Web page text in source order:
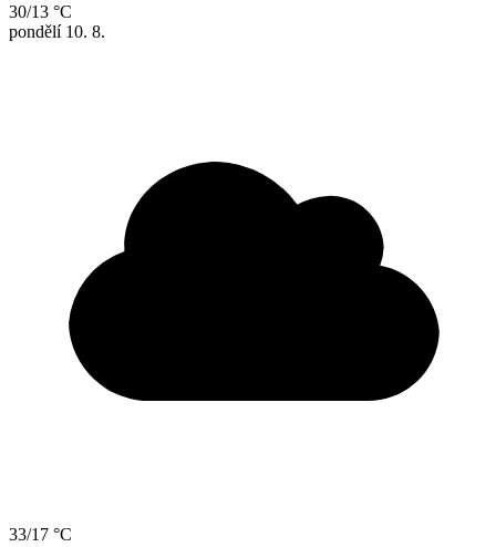
30/13 °C
pondělí 10. 8.
33/17 °C